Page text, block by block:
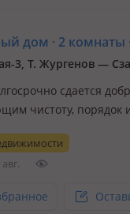
дом · 2 комнаты
3, Т. Жургенов —
сдается
чистоту,
авг.